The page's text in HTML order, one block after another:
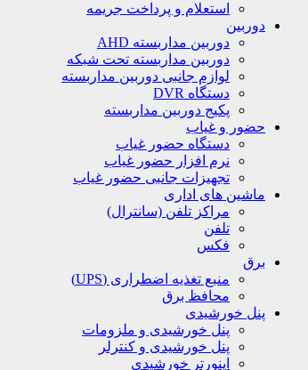
استعلام و پرداخت جریمه
دوربین
دوربین مداربسته AHD
دوربین مداربسته تحت شبکه
لوازم جانبی دوربین مداربسته
دستگاه DVR
پکیج دوربین مداربسته
حضور و غیاب
دستگاه حضور غیاب
نرم افزار حضور غیاب
تجهیزات جانبی حضور غیاب
ماشین های اداری
مراکز تلفن (سانترال)
تلفن
فکس
برق
منبع تغذیه اضطراری (UPS)
محافظ برق
پنل خورشیدی
پنل خورشیدی و ملزومات
پنل خورشیدی و کنترلر
اینورتر خورشیدی